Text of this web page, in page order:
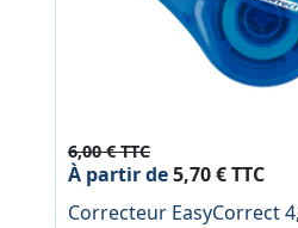
6,00 € TTC
À partir de5,70 € TTC
Correcteur EasyCorrect